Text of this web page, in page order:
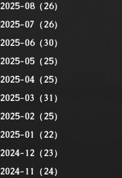
2025-08（26）
2025-07（26）
2025-06（30）
2025-05（25）
2025-04（25）
2025-03（31）
2025-02（25）
2025-01（22）
2024-12（23）
2024-11（24）